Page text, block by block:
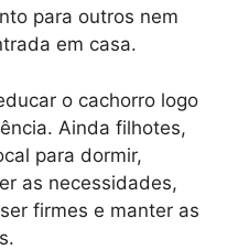
para outros nem
em casa.
o cachorro logo
Ainda filhotes,
para dormir,
as necessidades,
firmes e manter as